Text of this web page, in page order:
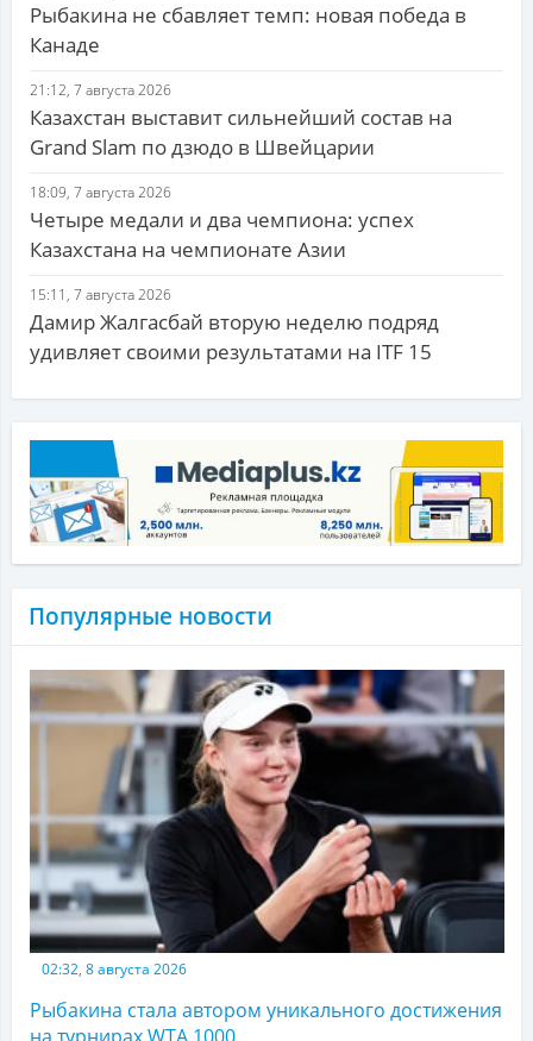
Рыбакина не сбавляет темп: новая победа в
Канаде
21:12, 7 августа 2026
Казахстан выставит сильнейший состав на
Grand Slam по дзюдо в Швейцарии
18:09, 7 августа 2026
Четыре медали и два чемпиона: успех
Казахстана на чемпионате Азии
15:11, 7 августа 2026
Дамир Жалгасбай вторую неделю подряд
удивляет своими результатами на ITF 15
Популярные новости
02:32, 8 августа 2026
Рыбакина стала автором уникального достижения